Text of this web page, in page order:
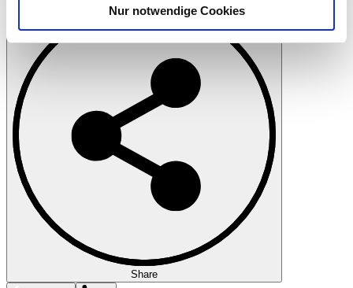
Verwendung unserer Website an unsere Partner für
soziale Medien, Werbung und Analysen weiter. Unsere
Partner führen diese Informationen möglicherweise mit
weiteren Daten zusammen, die Sie ihnen bereitgestellt
haben oder die sie im Rahmen Ihrer Nutzung der Dienste
gesammelt haben. Datenschutzerklärung
Nur notwendige Cookies
Share